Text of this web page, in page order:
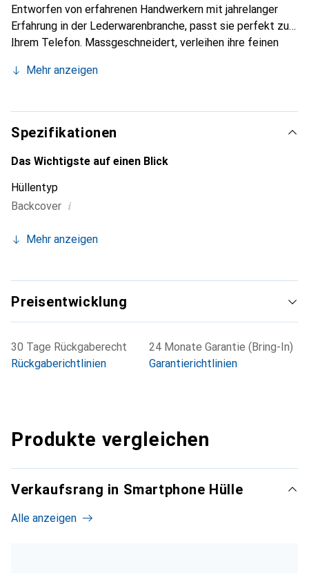
Entworfen von erfahrenen Handwerkern mit jahrelanger
Erfahrung in der Lederwarenbranche, passt sie perfekt zu
Ihrem Telefon. Massgeschneidert, verleihen ihre feinen
und unverzichtbaren Accessoire für Ihr Smartphone.
die Marke Noreve eine zuverlässige Wahl für eine
anspruchsvolle Kundschaft.
Mehr anzeigen
Spezifikationen
Das Wichtigste auf einen Blick
Hüllentyp
Backcover i
Mehr anzeigen
Preisentwicklung
30 Tage Rückgaberecht
Rückgaberichtlinien
24 Monate Garantie (Bring-In)
Garantierichtlinien
Produkte vergleichen
Verkaufsrang in Smartphone Hülle
Alle anzeigen